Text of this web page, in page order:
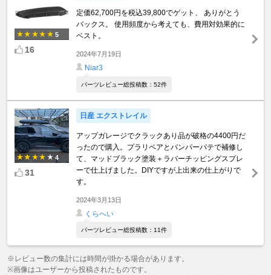
5
16
定価62,700円を税込39,800でゲット、 ありがとう
バックス。 使用頻度から考えても、費用対効果的に
ベスト。
2024年7月19日
Niar3
パーツレビュー総投稿数：52件
4
31
日産 エクストレイル
アップガレージでクラックあり品が破格の4400円だ
ったので購入。プラリペアとバンパーパテで補修し
て、マッドブラック塗装＋ラバーチッピングスプレ
ーで仕上げました。DIYですが上出来の仕上がりで
す。
2024年3月13日
くらへい
パーツレビュー総投稿数：11件
※レビュー数の集計には時間が掛かる場合があります。
※画像はユーザーから投稿されたものです。